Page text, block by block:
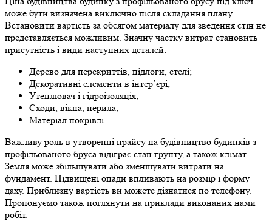
може бути визначена виключно після складання плану.
Встановити вартість за обсягом матеріалу для зведення стін не
представляється можливим. Значну частку витрат становить
присутність і види наступних деталей:
Дерево для перекриттів, підлоги, стелі;
Декоративні елементи в інтер’єрі;
Утеплювач і гідроізоляція;
Сходи, вікна, перила;
Матеріал покрівлі.
Важливу роль в утворенні прайсу на будівництво будинків з
профільованого бруса відіграє стан грунту, а також клімат.
Земля може збільшувати або зменшувати витрати на
фундамент. Підвищені опади впливають на розмір і форму
даху. Приблизну вартість ви можете дізнатися по телефону.
Пропонуємо також поглянути на приклади виконаних нами
робіт.